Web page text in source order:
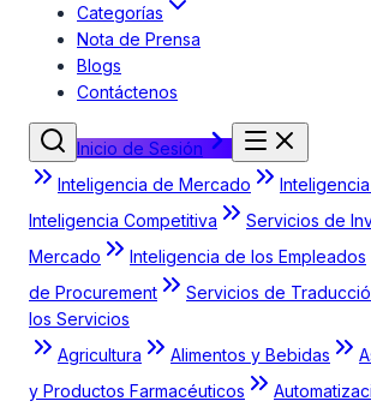
Categorías
Nota de Prensa
Blogs
Contáctenos
Inicio de Sesión
Inteligencia de Mercado
Inteligencia Competitiva
Servicios de
Mercado
Inteligencia de los Empleados
de Procurement
Servicios de
los Servicios
Agricultura
Alimentos y Bebidas
y Productos Farmacéuticos